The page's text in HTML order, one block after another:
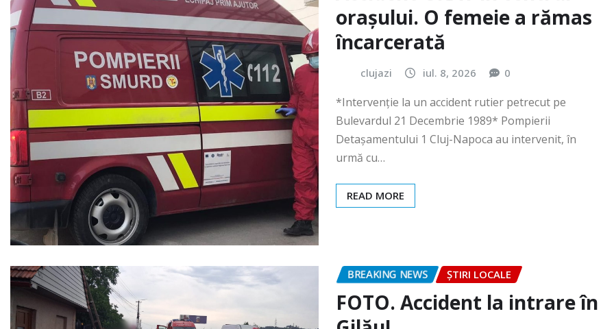
clujazi iul. 8, 2026 0
*Intervenție la un accident rutier petrecut pe
Bulevardul 21 Decembrie 1989* Pompierii
Detașamentului 1 Cluj-Napoca au intervenit, în
urmă cu…
READ MORE
Gilău!
clujazi iun. 30, 2026 0